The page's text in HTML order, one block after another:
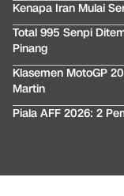
Kenapa Iran Mulai
Total 995 Senpi
Pinang
Klasemen MotoGP
Martin
Piala AFF 2026: 2